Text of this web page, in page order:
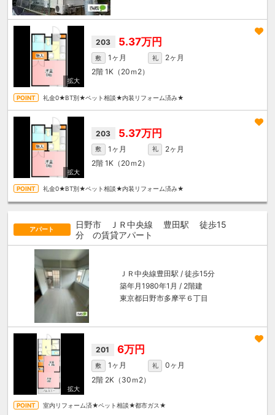
203 5.37万円
敷 1ヶ月 礼
2ヶ月
2階 1K（20ｍ 2）
礼金0★BT別★ペット相談★内装リフォーム済み★
203 5.37万円
敷 1ヶ月 礼
2ヶ月
2階 1K（20ｍ 2）
礼金0★BT別★ペット相談★内装リフォーム済み★
アパート 日野市 ＪＲ中央線 豊田駅
徒歩15
分 の賃貸アパート
ＪＲ中央線豊田駅 / 徒歩15分
築年月1980年1月 / 2階建
東京都日野市多摩平６丁目
201 6万円
敷 1ヶ月 礼
0ヶ月
2階 2K（30ｍ 2）
室内リフォーム済★ペット相談★都市ガス★